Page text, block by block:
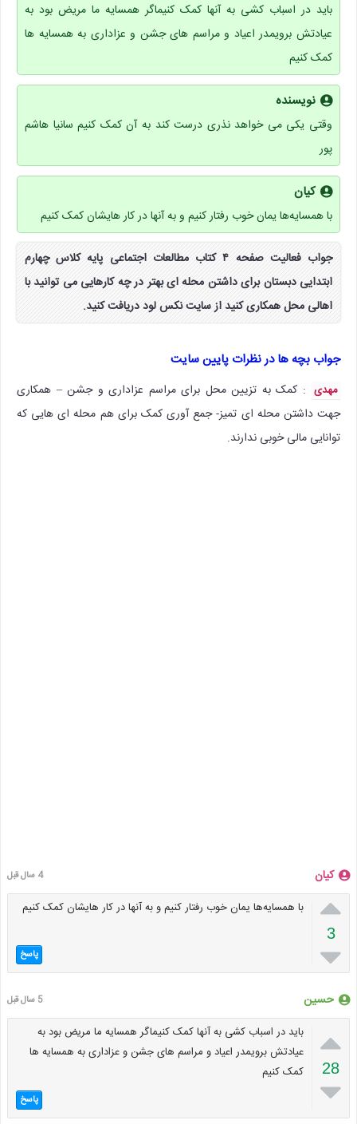
باید در اسباب کشی به آنها کمک کنیماگر همسایه ما مریض بود به
عیادتش برویمدر اعیاد و مراسم های جشن و عزاداری به همسایه ها
کمک کنیم
نویسنده
وقتی یکی می خواهد نذری درست کند به آن کمک کنیم سانیا هاشم
پور
کیان
با همسایه‌ها یمان خوب رفتار کنیم و به آنها در کار هایشان کمک کنیم
جواب فعالیت صفحه ۴ کتاب مطالعات اجتماعی پایه کلاس چهارم
ابتدایی دبستان برای داشتن محله ای بهتر در چه کارهایی می توانید با
اهالی محل همکاری کنید از سایت نکس لود دریافت کنید.
جواب بچه ها در نظرات پایین سایت
مهدی : کمک به تزیین محل برای مراسم عزاداری و جشن – همکاری
جهت داشتن محله ای تمیز- جمع آوری کمک برای هم محله ای هایی که
توانایی مالی خوبی ندارند.
کیان 4 سال قبل

3

با همسایه‌ها یمان خوب رفتار کنیم و به آنها در کار هایشان کمک کنیم
پاسخ
حسین 5 سال قبل

28

باید در اسباب کشی به آنها کمک کنیماگر همسایه ما مریض بود به
عیادتش برویمدر اعیاد و مراسم های جشن و عزاداری به همسایه ها
کمک کنیم
پاسخ